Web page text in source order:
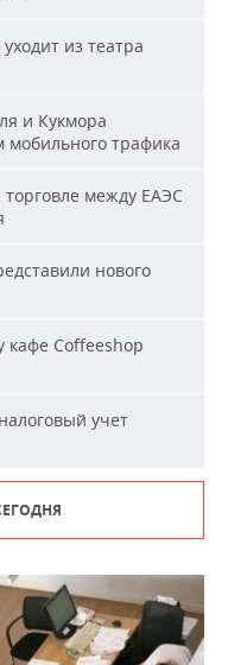
из театра
и Кукмора
трафика
между ЕАЭС
нового
кафе Coffeeshop
учет